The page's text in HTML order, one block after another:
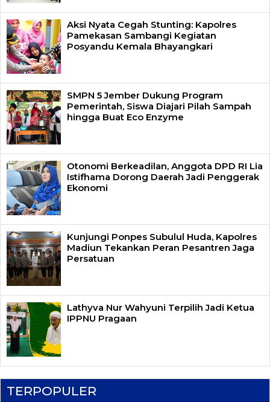
Aksi Nyata Cegah Stunting: Kapolres
Pamekasan Sambangi Kegiatan
Posyandu Kemala Bhayangkari
SMPN 5 Jember Dukung Program
Pemerintah, Siswa Diajari Pilah Sampah
hingga Buat Eco Enzyme
Otonomi Berkeadilan, Anggota DPD RI Lia
Istifhama Dorong Daerah Jadi Penggerak
Ekonomi
Kunjungi Ponpes Subulul Huda, Kapolres
Madiun Tekankan Peran Pesantren Jaga
Persatuan
Lathyva Nur Wahyuni Terpilih Jadi Ketua
IPPNU Pragaan
TERPOPULER